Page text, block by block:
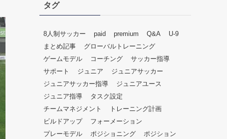
っ
だ
い。
タグ
8人制サッカー paid premium Q&A
U-9
まとめ記事
グローバルトレーニング
ゲームモデル
コーチング
サッカー指導
サポート
ジュニア
ジュニアサッカー
ジュニアサッカー指導
ジュニアユース
ジュニア指導
タスク設定
チームマネジメント
トレーニング計画
ビルドアップ
フォーメーション
プレーモデル
ポジショニング
ポジション